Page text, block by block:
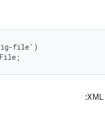
-file' )
;